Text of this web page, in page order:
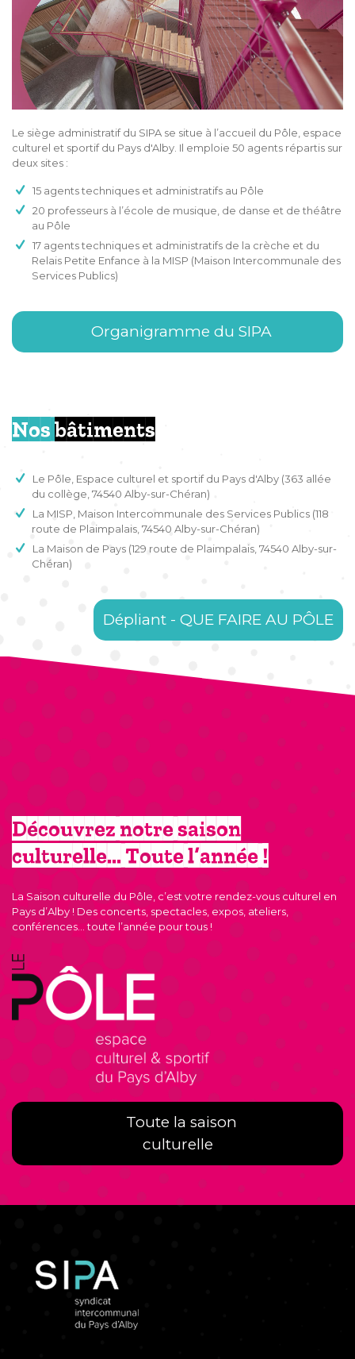
Le siège administratif du SIPA se situe à l’accueil du Pôle, espace
culturel et sportif du Pays d'Alby. Il emploie 50 agents répartis sur
deux sites :
15 agents techniques et administratifs au Pôle
20 professeurs à l’école de musique, de danse et de théâtre
au Pôle
17 agents techniques et administratifs de la crèche et du
Relais Petite Enfance à la MISP (Maison Intercommunale des
Services Publics)
Organigramme du SIPA
Nosbâtiments
Le Pôle, Espace culturel et sportif du Pays d'Alby (363 allée
du collège, 74540 Alby-sur-Chéran)
La MISP, Maison Intercommunale des Services Publics (118
route de Plaimpalais, 74540 Alby-sur-Chéran)
La Maison de Pays (129 route de Plaimpalais, 74540 Alby-sur-
Chéran)
Dépliant - QUE FAIRE AU PÔLE
Découvrez notre saison
culturelle… Toute l’année !
La Saison culturelle du Pôle, c’est votre rendez-vous culturel en
Pays d’Alby ! Des concerts, spectacles, expos, ateliers,
conférences… toute l’année pour tous !
Toute la saison
culturelle